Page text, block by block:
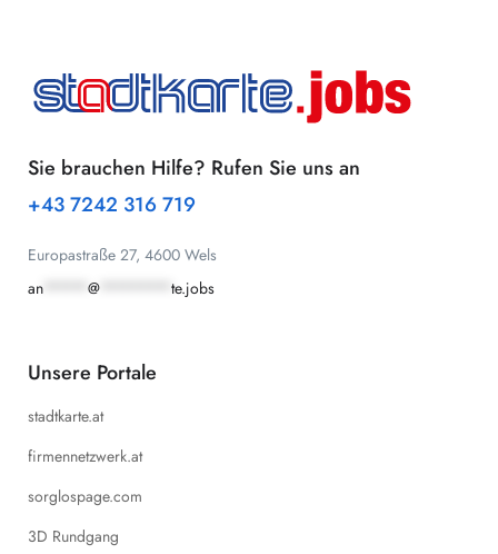
Sie brauchen Hilfe? Rufen Sie uns an
+43 7242 316 719
Europastraße 27, 4600 Wels
an
@ te.jobs
Unsere Portale
stadtkarte.at
firmennetzwerk.at
sorglospage.com
3D Rundgang